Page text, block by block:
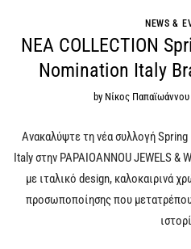
NEWS &
NEA COLLECTION
Nomination Italy
by Νίκος Παπαϊωάννου
Ανακαλύψτε τη νέα συλλογή
Italy στην PAPAIOANNOU JEWELS
με ιταλικό design, καλοκαιρινά
προσωποποίησης που